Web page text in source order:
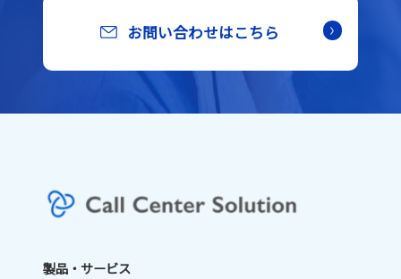
お問い合わせはこちら
製品・サービス